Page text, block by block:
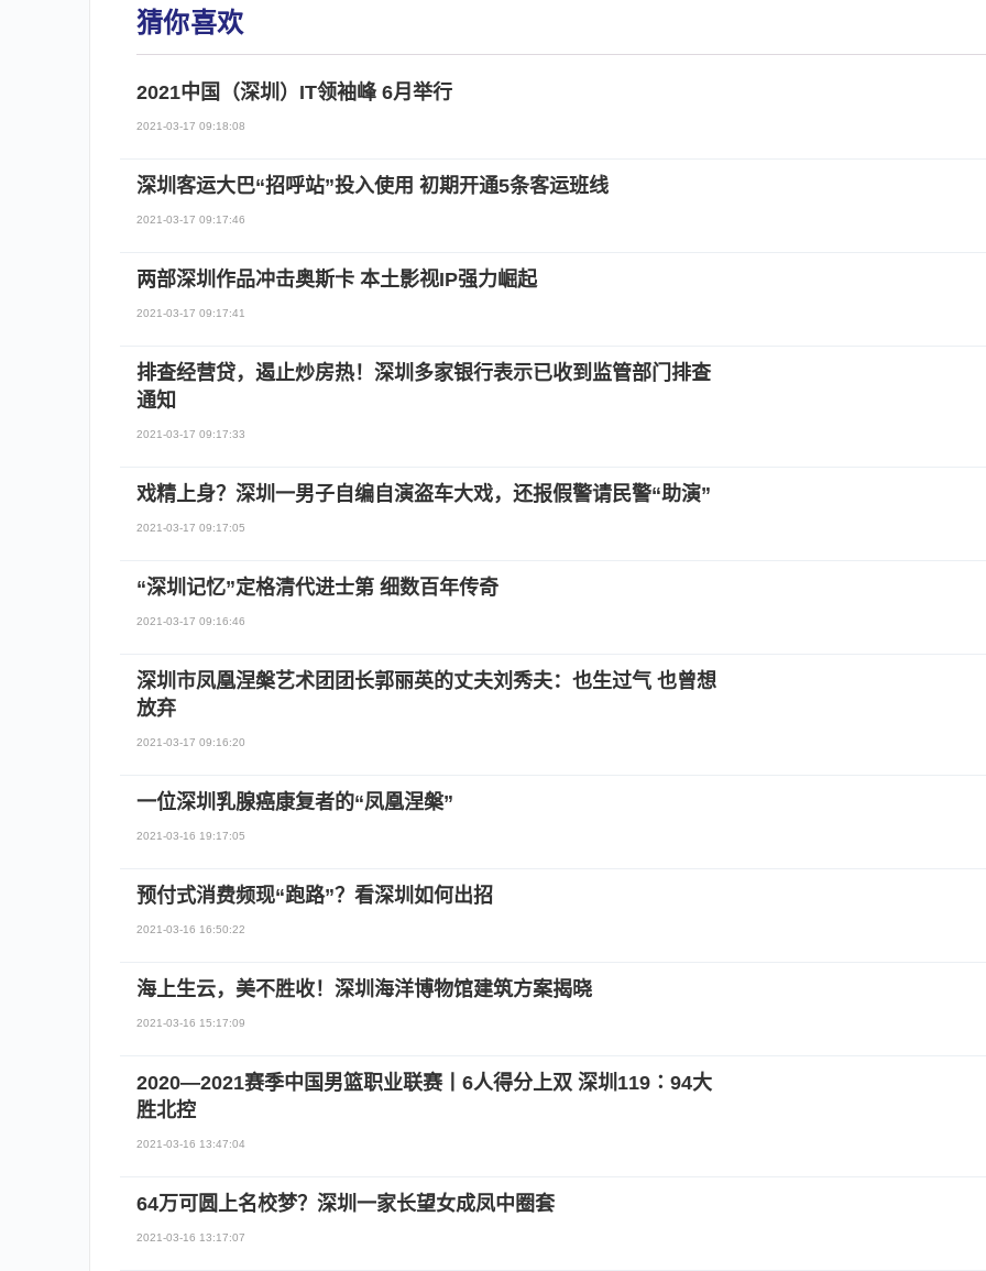
猜你喜欢
2021中国（深圳）IT领袖峰 6月举行
2021-03-17 09:18:08
深圳客运大巴“招呼站”投入使用 初期开通5条客运班线
2021-03-17 09:17:46
两部深圳作品冲击奥斯卡 本土影视IP强力崛起
2021-03-17 09:17:41
排查经营贷，遏止炒房热！深圳多家银行表示已收到监管部门排查
通知
2021-03-17 09:17:33
戏精上身？深圳一男子自编自演盗车大戏，还报假警请民警“助演”
2021-03-17 09:17:05
“深圳记忆”定格清代进士第 细数百年传奇
2021-03-17 09:16:46
深圳市凤凰涅槃艺术团团长郭丽英的丈夫刘秀夫：也生过气 也曾想
放弃
2021-03-17 09:16:20
一位深圳乳腺癌康复者的“凤凰涅槃”
2021-03-16 19:17:05
预付式消费频现“跑路”？看深圳如何出招
2021-03-16 16:50:22
海上生云，美不胜收！深圳海洋博物馆建筑方案揭晓
2021-03-16 15:17:09
2020—2021赛季中国男篮职业联赛丨6人得分上双 深圳119∶94大
胜北控
2021-03-16 13:47:04
64万可圆上名校梦？深圳一家长望女成凤中圈套
2021-03-16 13:17:07